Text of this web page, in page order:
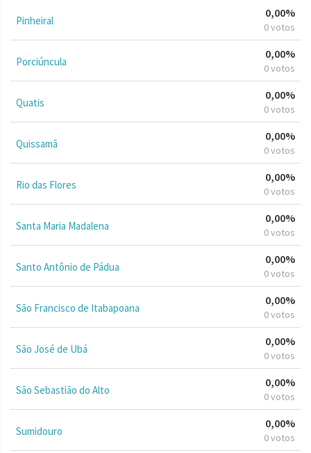
Pinheiral
0,00%
0 votos
Porciúncula
0,00%
0 votos
Quatis
0,00%
0 votos
Quissamã
0,00%
0 votos
Rio das Flores
0,00%
0 votos
Santa Maria Madalena
0,00%
0 votos
Santo Antônio de Pádua
0,00%
0 votos
São Francisco de Itabapoana
0,00%
0 votos
São José de Ubá
0,00%
0 votos
São Sebastião do Alto
0,00%
0 votos
Sumidouro
0,00%
0 votos